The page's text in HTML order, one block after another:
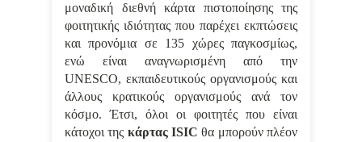
μοναδική διεθνή κάρτα πιστοποίησης της
φοιτητικής ιδιότητας που παρέχει εκπτώσεις
και προνόμια σε 135 χώρες παγκοσμίως,
ενώ είναι αναγνωρισμένη από την
UNESCO, εκπαιδευτικούς οργανισμούς και
άλλους κρατικούς οργανισμούς ανά τον
κόσμο. Έτσι, όλοι οι φοιτητές που είναι
κάτοχοι της κάρτας ISIC θα μπορούν πλέον